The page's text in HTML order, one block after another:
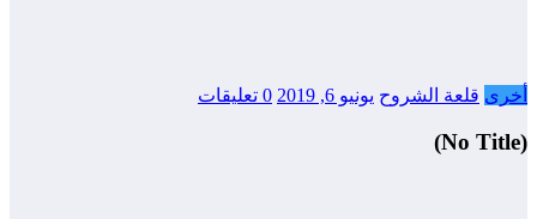
أخرى قلعة الشروح يونيو 6, 2019 0 تعليقات
(No Title)